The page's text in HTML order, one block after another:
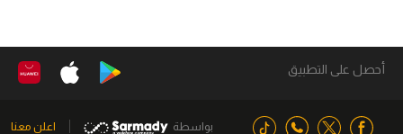
أحصل على التطبيق
بواسطة اعلن معنا